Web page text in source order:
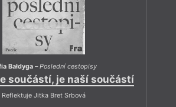
Bałdyga –Poslední cestopisy
součástí, je naší součástí
Reflektuje Jitka Bret Srbová